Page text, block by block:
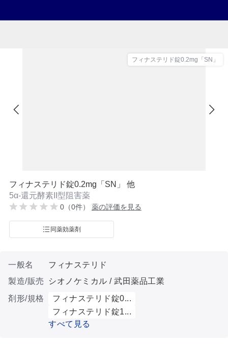
フィナステリド錠0.2mg「SN」
フィナステリド錠0.2mg「SN」 他
5α-還元酵素II型阻害薬
0（0件） 薬の評価を見る
同薬効薬剤
一般名
フィナステリド
製造/販売
シオノケミカル / 武田薬品工業
剤形/規格
フィナステリド錠0...
フィナステリド錠1...
すべて見る